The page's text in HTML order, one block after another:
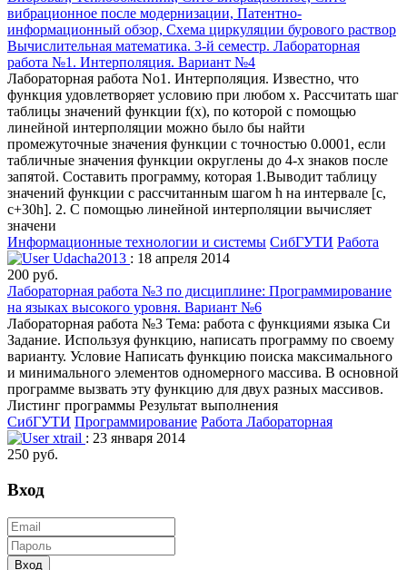
Вычислительная математика. 3-й семестр. Лабораторная
работа №1. Интерполяция. Вариант №4
Лабораторная работа No1. Интерполяция. Известно, что
функция удовлетворяет условию при любом x. Рассчитать шаг
таблицы значений функции f(x), по которой с помощью
линейной интерполяции можно было бы найти
промежуточные значения функции с точностью 0.0001, если
табличные значения функции округлены до 4-х знаков после
запятой. Составить программу, которая 1.Выводит таблицу
значений функции с рассчитанным шагом h на интервале [c,
c+30h]. 2. С помощью линейной интерполяции вычисляет
значени
Информационные технологии и системы СибГУТИ Работа
Udacha2013 : 18 апреля 2014
200 руб.
Лабораторная работа №3 по дисциплине: Программирование
на языках высокого уровня. Вариант №6
Лабораторная работа №3 Тема: работа с функциями языка Си
Задание. Используя функцию, написать программу по своему
варианту. Условие Написать функцию поиска максимального
и минимального элементов одномерного массива. В основной
программе вызвать эту функцию для двух разных массивов.
Листинг программы Результат выполнения
СибГУТИ Программирование Работа Лабораторная
xtrail : 23 января 2014
250 руб.
Вход
Вход